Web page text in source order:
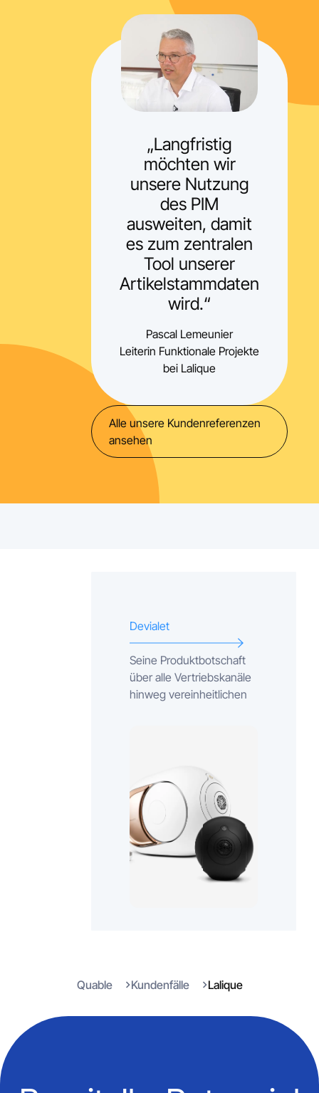
„Langfristig
möchten wir
unsere Nutzung
des PIM
ausweiten, damit
es zum zentralen
Tool unserer
Artikelstammdaten
wird.“
Pascal Lemeunier
Leiterin Funktionale Projekte
bei Lalique
Alle unsere Kundenreferenzen
ansehen
Devialet
Seine Produktbotschaft
über alle Vertriebskanäle
hinweg vereinheitlichen
Quable Kundenfälle Lalique